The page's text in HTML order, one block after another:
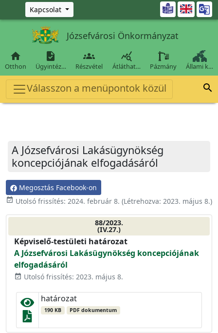
Ugrás a fő tartalomra
Kapcsolat 
Józsefvárosi Önkormányzat

Otthon

Ügyintéz…

Részvétel

Átláthat… Pázmány Állami k…
Válasszon a menüpontok közül 
A Józsefvárosi Lakásügynökség
koncepciójának elfogadásáról
Megosztás Facebook-on
event_available Utolsó frissítés: 2024. február 8. (Létrehozva: 2023. május 8.)
88/2023.
(IV.27.)
Képviselő-testületi határozat
A Józsefvárosi Lakásügynökség koncepciójának
elfogadásáról
event_available Utolsó frissítés: 2023. május 8.
határozat
190 KB PDF dokumentum